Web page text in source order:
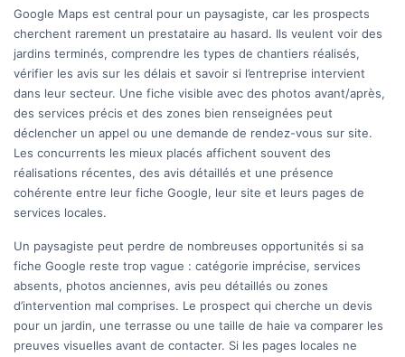
Google Maps est central pour un paysagiste, car les prospects
cherchent rarement un prestataire au hasard. Ils veulent voir des
jardins terminés, comprendre les types de chantiers réalisés,
vérifier les avis sur les délais et savoir si l’entreprise intervient
dans leur secteur. Une fiche visible avec des photos avant/après,
des services précis et des zones bien renseignées peut
déclencher un appel ou une demande de rendez-vous sur site.
Les concurrents les mieux placés affichent souvent des
réalisations récentes, des avis détaillés et une présence
cohérente entre leur fiche Google, leur site et leurs pages de
services locales.
Un paysagiste peut perdre de nombreuses opportunités si sa
fiche Google reste trop vague : catégorie imprécise, services
absents, photos anciennes, avis peu détaillés ou zones
d’intervention mal comprises. Le prospect qui cherche un devis
pour un jardin, une terrasse ou une taille de haie va comparer les
preuves visuelles avant de contacter. Si les pages locales ne